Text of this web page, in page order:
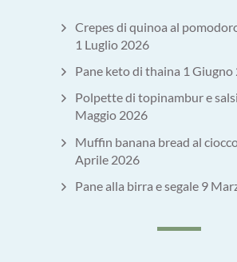
Crepes di quinoa al
1 Luglio 2026
Pane keto di thaina 1 Giugno
Polpette di topinambur e
Maggio 2026
Muffin banana bread al
Aprile 2026
Pane alla birra e segale 9